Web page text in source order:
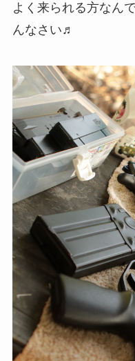
よく来られる方なん
んなさい♬